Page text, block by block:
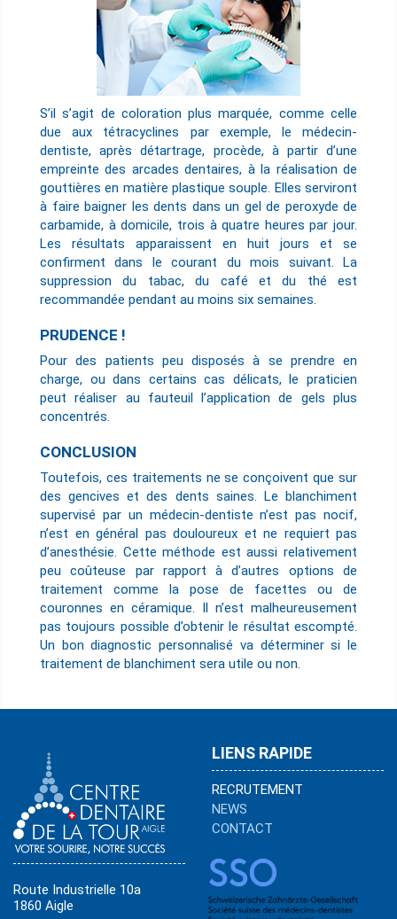
S’il s’agit de coloration plus marquée, comme celle
due aux tétracyclines par exemple, le médecin-
dentiste, après détartrage, procède, à partir d’une
empreinte des arcades dentaires, à la réalisation de
gouttières en matière plastique souple. Elles serviront
à faire baigner les dents dans un gel de peroxyde de
carbamide, à domicile, trois à quatre heures par jour.
Les résultats apparaissent en huit jours et se
confirment dans le courant du mois suivant. La
suppression du tabac, du café et du thé est
recommandée pendant au moins six semaines.
PRUDENCE !
Pour des patients peu disposés à se prendre en
charge, ou dans certains cas délicats, le praticien
peut réaliser au fauteuil l’application de gels plus
concentrés.
CONCLUSION
Toutefois, ces traitements ne se conçoivent que sur
des gencives et des dents saines. Le blanchiment
supervisé par un médecin-dentiste n’est pas nocif,
n’est en général pas douloureux et ne requiert pas
d’anesthésie. Cette méthode est aussi relativement
peu coûteuse par rapport à d’autres options de
traitement comme la pose de facettes ou de
couronnes en céramique. Il n’est malheureusement
pas toujours possible d’obtenir le résultat escompté.
Un bon diagnostic personnalisé va déterminer si le
traitement de blanchiment sera utile ou non.
Route Industrielle 10a
1860 Aigle
LIENS RAPIDE
RECRUTEMENT
NEWS
CONTACT